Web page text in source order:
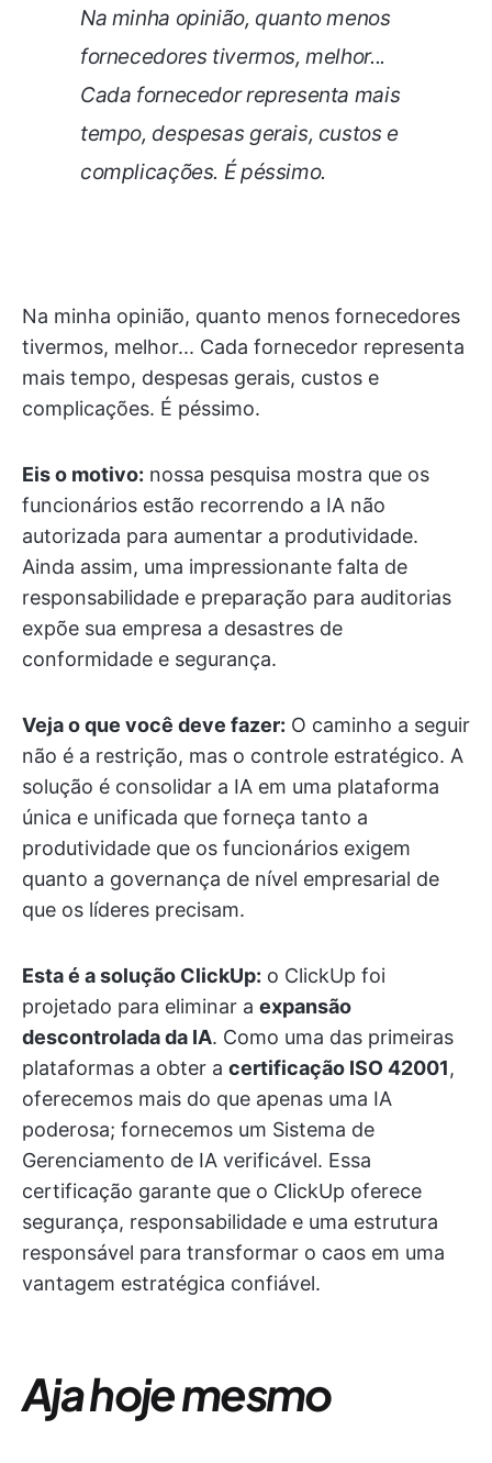
Na minha opinião, quanto menos
fornecedores tivermos, melhor...
Cada fornecedor representa mais
tempo, despesas gerais, custos e
complicações. É péssimo.
Na minha opinião, quanto menos fornecedores
tivermos, melhor... Cada fornecedor representa
mais tempo, despesas gerais, custos e
complicações. É péssimo.
Eis o motivo: nossa pesquisa mostra que os
funcionários estão recorrendo a IA não
autorizada para aumentar a produtividade.
Ainda assim, uma impressionante falta de
responsabilidade e preparação para auditorias
expõe sua empresa a desastres de
conformidade e segurança.
Veja o que você deve fazer: O caminho a seguir
não é a restrição, mas o controle estratégico. A
solução é consolidar a IA em uma plataforma
única e unificada que forneça tanto a
produtividade que os funcionários exigem
quanto a governança de nível empresarial de
que os líderes precisam.
Esta é a solução ClickUp: o ClickUp foi
projetado para eliminar a expansão
descontrolada da IA. Como uma das primeiras
plataformas a obter a certificação ISO 42001,
oferecemos mais do que apenas uma IA
poderosa; fornecemos um Sistema de
Gerenciamento de IA verificável. Essa
certificação garante que o ClickUp oferece
segurança, responsabilidade e uma estrutura
responsável para transformar o caos em uma
vantagem estratégica confiável.
Aja hoje mesmo